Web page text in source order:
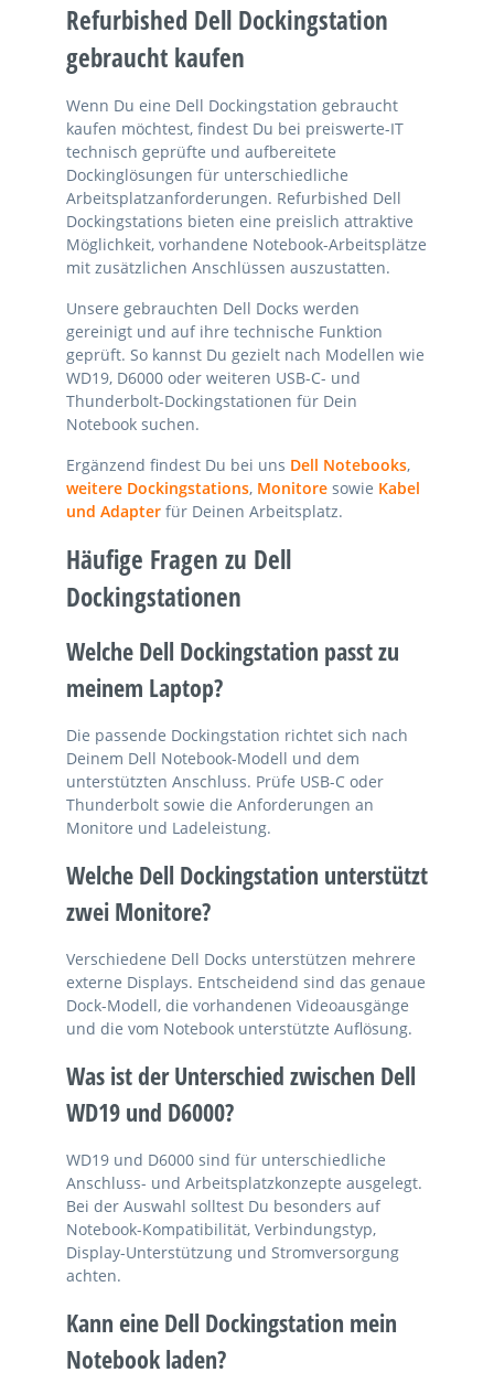
Refurbished Dell Dockingstation
gebraucht kaufen
Wenn Du eine Dell Dockingstation gebraucht
kaufen möchtest, findest Du bei preiswerte-IT
technisch geprüfte und aufbereitete
Dockinglösungen für unterschiedliche
Arbeitsplatzanforderungen. Refurbished Dell
Dockingstations bieten eine preislich attraktive
Möglichkeit, vorhandene Notebook-Arbeitsplätze
mit zusätzlichen Anschlüssen auszustatten.
Unsere gebrauchten Dell Docks werden
gereinigt und auf ihre technische Funktion
geprüft. So kannst Du gezielt nach Modellen wie
WD19, D6000 oder weiteren USB-C- und
Thunderbolt-Dockingstationen für Dein
Notebook suchen.
Ergänzend findest Du bei uns Dell Notebooks,
weitere Dockingstations, Monitore sowie Kabel
und Adapter für Deinen Arbeitsplatz.
Häufige Fragen zu Dell
Dockingstationen
Welche Dell Dockingstation passt zu
meinem Laptop?
Die passende Dockingstation richtet sich nach
Deinem Dell Notebook-Modell und dem
unterstützten Anschluss. Prüfe USB-C oder
Thunderbolt sowie die Anforderungen an
Monitore und Ladeleistung.
Welche Dell Dockingstation unterstützt
zwei Monitore?
Verschiedene Dell Docks unterstützen mehrere
externe Displays. Entscheidend sind das genaue
Dock-Modell, die vorhandenen Videoausgänge
und die vom Notebook unterstützte Auflösung.
Was ist der Unterschied zwischen Dell
WD19 und D6000?
WD19 und D6000 sind für unterschiedliche
Anschluss- und Arbeitsplatzkonzepte ausgelegt.
Bei der Auswahl solltest Du besonders auf
Notebook-Kompatibilität, Verbindungstyp,
Display-Unterstützung und Stromversorgung
achten.
Kann eine Dell Dockingstation mein
Notebook laden?